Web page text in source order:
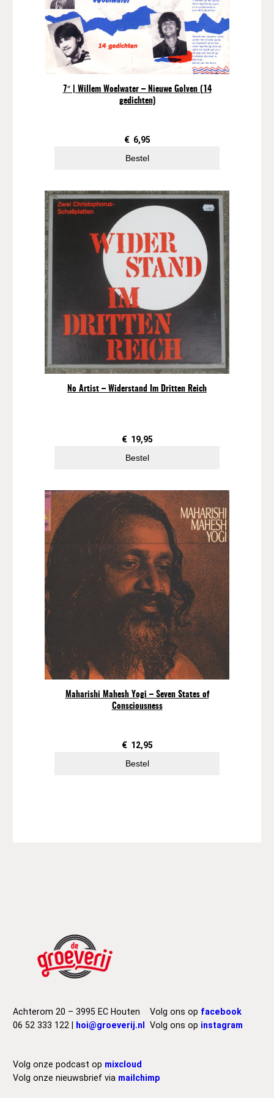
t
7″ | Willem Woelwater – Nieuwe Golven (14
gedichten)
€ 6,95
Bestel
No Artist ‎– Widerstand Im Dritten Reich
€ 19,95
Bestel
Maharishi Mahesh Yogi – Seven States of
Consciousness
€ 12,95
Bestel
Achterom 20 – 3995 EC Houten
06 52 333 122 |
hoi@groeverij.nl
Volg ons op facebook
Volg ons op instagram
Volg onze podcast op mixcloud
Volg onze nieuwsbrief via mailchimp